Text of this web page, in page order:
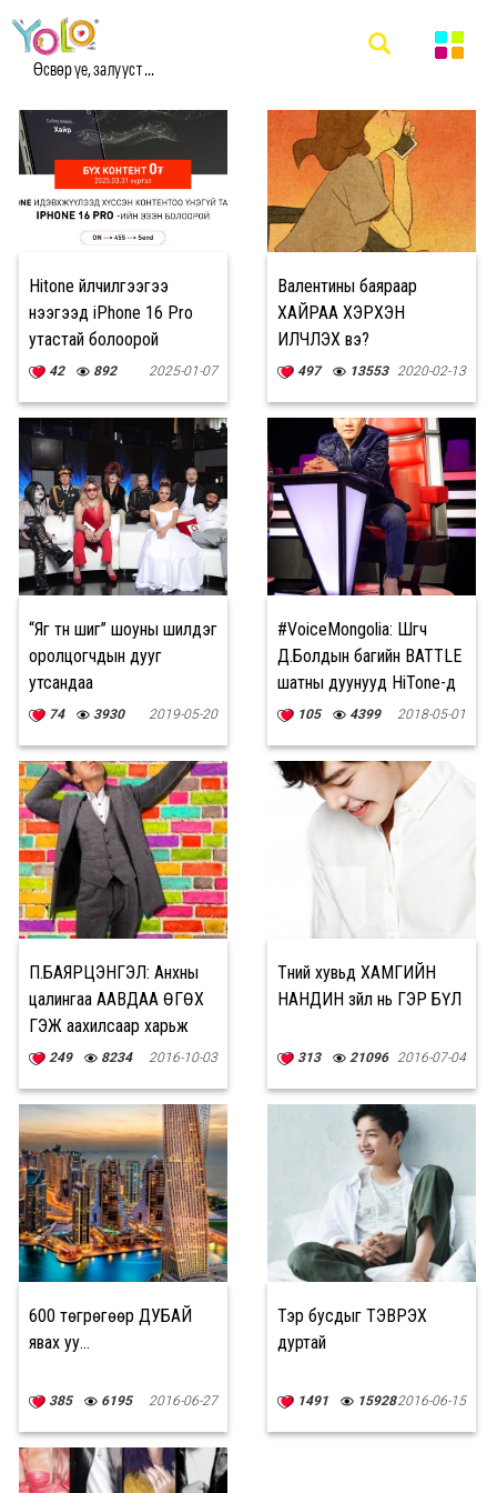
Өсвөр үе, залууст ...
#HITONE МЭДЭЭ
Hitone үйлчилгээгээ
нээгээд iPhone 16 Pro
утастай болоорой
42 892 2025-01-07
Валентины баяраар
ХАЙРАА ХЭРХЭН
ИЛЧЛЭХ вэ?
497 13553 2020-02-13
“Яг түүн шиг” шоуны шилдэг
оролцогчдын дууг
утсандаа
ЭГШИГЛҮҮЛЭЭРЭЙ
74 3930 2019-05-20
#VoiceMongolia: Шүүгч
Д.Болдын багийн BATTLE
шатны дуунууд HiTone-д
нэмэгдлээ
105 4399 2018-05-01
П.БАЯРЦЭНГЭЛ: Анхны
цалингаа ААВДАА ӨГӨХ
ГЭЖ аахилсаар харьж
билээ
249 8234 2016-10-03
Түүний хувьд ХАМГИЙН
НАНДИН зүйл нь ГЭР БҮЛ
313 21096 2016-07-04
600 төгрөгөөр ДУБАЙ
явах уу...
385 6195 2016-06-27
Тэр бусдыг ТЭВРЭХ
дуртай
1491 159282016-06-15